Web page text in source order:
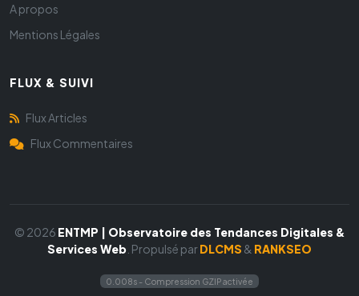
A propos
Mentions Légales
FLUX & SUIVI
Flux Articles
Flux Commentaires
© 2026 ENTMP | Observatoire des Tendances Digitales &
Services Web . Propulsé parDLCMS & RANKSEO
0.008s - Compression GZIP activée